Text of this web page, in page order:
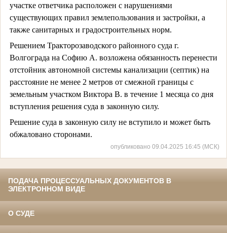
участке ответчика расположен с нарушениями
существующих правил землепользования и застройки, а
также санитарных и градостроительных норм.
Решением Тракторозаводского районного суда г.
Волгограда на Софию А. возложена обязанность перенести
отстойник автономной системы канализации (септик) на
расстояние не менее 2 метров от смежной границы с
земельным участком Виктора В. в течение 1 месяца со дня
вступления решения суда в законную силу.
Решение суда в законную силу не вступило и может быть
обжаловано сторонами.
опубликовано 09.04.2025 16:45 (МСК)
ПОДАЧА ПРОЦЕССУАЛЬНЫХ ДОКУМЕНТОВ В
ЭЛЕКТРОННОМ ВИДЕ
О СУДЕ